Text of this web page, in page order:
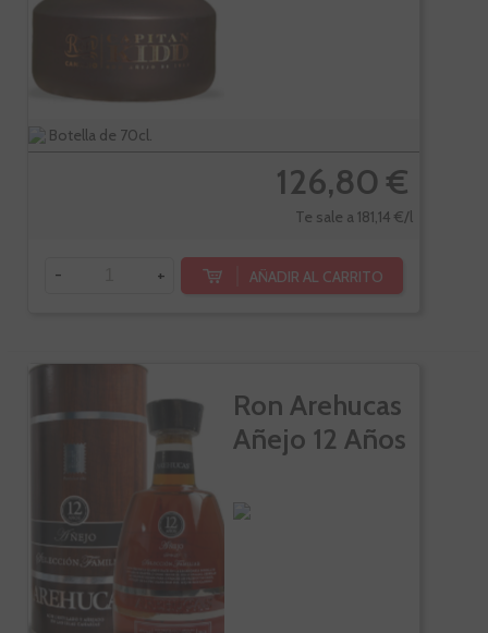
Botella de 70cl.
126,80 €
Te sale a 181,14 €/l
- + AÑADIR AL CARRITO
Ron Arehucas
Añejo 12 Años